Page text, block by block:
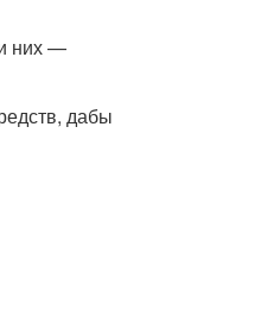
них —
дабы